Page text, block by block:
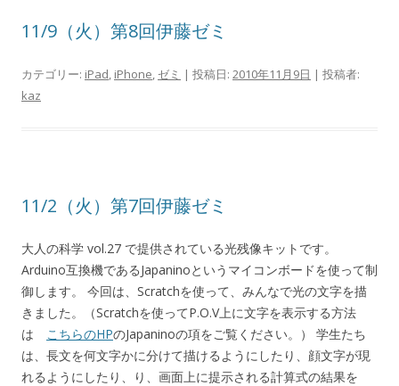
11/9（火）第8回伊藤ゼミ
カテゴリー: iPad, iPhone, ゼミ | 投稿日: 2010年11月9日 | 投稿者:
kaz
11/2（火）第7回伊藤ゼミ
大人の科学 vol.27 で提供されている光残像キットです。
Arduino互換機であるJapaninoというマイコンボードを使って制
御します。 今回は、Scratchを使って、みんなで光の文字を描
きました。（Scratchを使ってP.O.V上に文字を表示する方法
は こちらのHPのJapaninoの項をご覧ください。） 学生たち
は、長文を何文字かに分けて描けるようにしたり、顔文字が現
れるようにしたり、り、画面上に提示される計算式の結果を